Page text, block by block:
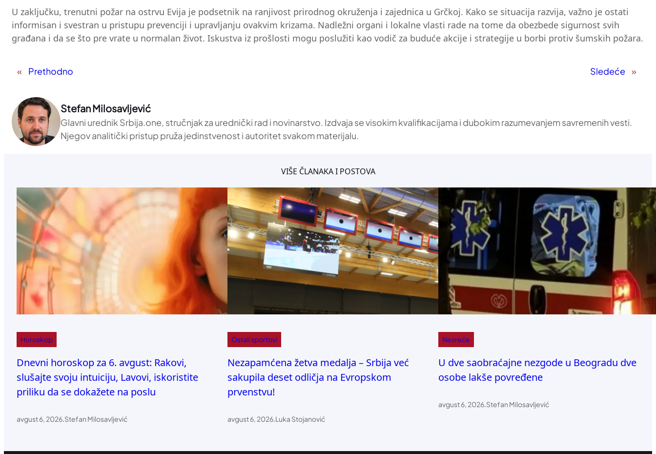
U zaključku, trenutni požar na ostrvu Evija je podsetnik na ranjivost prirodnog okruženja i zajednica u Grčkoj. Kako se situacija razvija, važno je ostati
informisan i svestran u pristupu prevenciji i upravljanju ovakvim krizama. Nadležni organi i lokalne vlasti rade na tome da obezbede sigurnost svih
građana i da se što pre vrate u normalan život. Iskustva iz prošlosti mogu poslužiti kao vodič za buduće akcije i strategije u borbi protiv šumskih požara.
« Prethodno Sledeće »
Stefan Milosavljević
Glavni urednik Srbija.one, stručnjak za urednički rad i novinarstvo. Izdvaja se visokim kvalifikacijama i dubokim razumevanjem savremenih vesti.
Njegov analitički pristup pruža jedinstvenost i autoritet svakom materijalu.
VIŠE ČLANAKA I POSTOVA
Horoskop
Dnevni horoskop za 6. avgust: Rakovi,
slušajte svoju intuiciju, Lavovi, iskoristite
priliku da se dokažete na poslu
avgust 6, 2026.Stefan Milosavljević
Ostali sportovi
Nezapamćena žetva medalja – Srbija već
sakupila deset odličja na Evropskom
prvenstvu!
avgust 6, 2026.Luka Stojanović
Nesreće
U dve saobraćajne nezgode u Beogradu dve
osobe lakše povređene
avgust 6, 2026.Stefan Milosavljević